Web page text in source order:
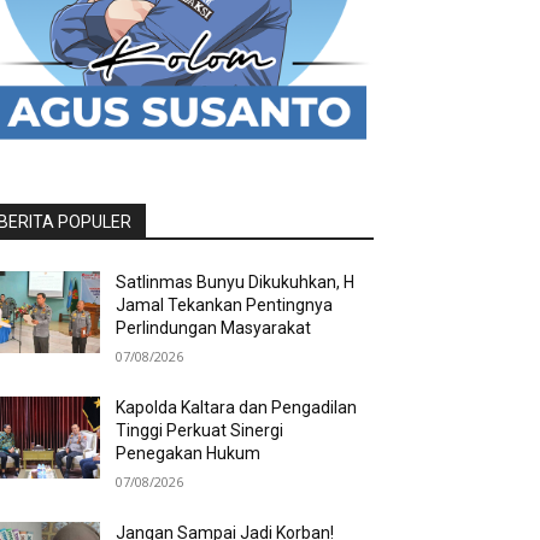
POPULER
Satlinmas Bunyu Dikukuhkan, H
Jamal Tekankan Pentingnya
Perlindungan Masyarakat
07/08/2026
Kapolda Kaltara dan Pengadilan
Tinggi Perkuat Sinergi
Penegakan Hukum
07/08/2026
Jangan Sampai Jadi Korban!